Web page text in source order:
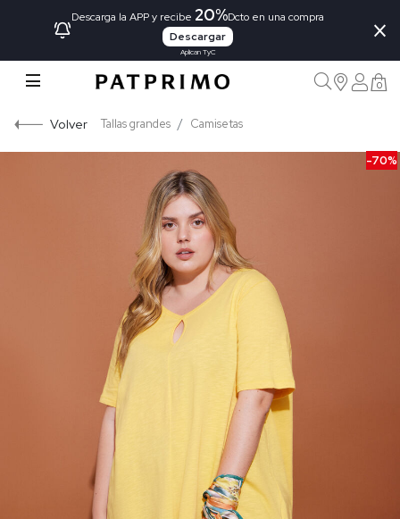
Descarga la APP y recibe 20%Dcto en una compra
Descargar
Aplican TyC
×
0
Volver Tallas grandes Camisetas
-70%